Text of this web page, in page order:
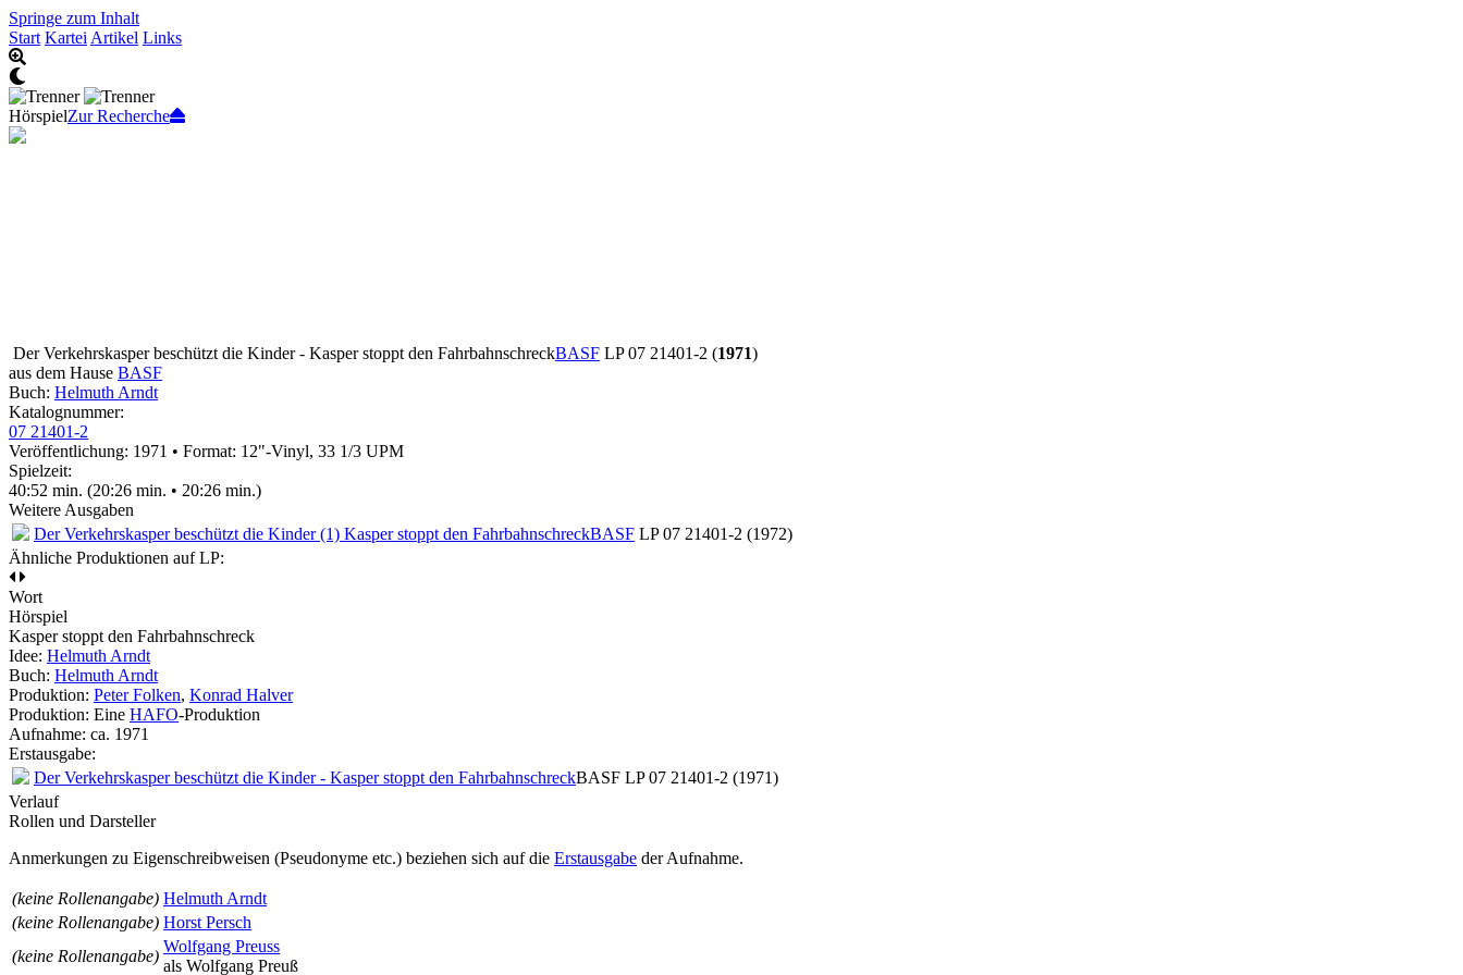
Springe zum Inhalt
Start Kartei Artikel Links
HörspielZur Recherche
Der Verkehrskasper beschützt die Kinder - Kasper stoppt den FahrbahnschreckBASF LP 07 21401-2 (1971)
aus dem Hause BASF
Buch: Helmuth Arndt
Katalognummer:
07 21401-2
Veröffentlichung: 1971 • Format: 12"-Vinyl, 33 1/3 UPM
Spielzeit:
40:52 min. (20:26 min. • 20:26 min.)
Weitere Ausgaben
Der Verkehrskasper beschützt die Kinder (1) Kasper stoppt den FahrbahnschreckBASF LP 07 21401-2 (1972)
Ähnliche Produktionen auf LP:
Wort
Hörspiel
Kasper stoppt den Fahrbahnschreck
Idee: Helmuth Arndt
Buch: Helmuth Arndt
Produktion: Peter Folken, Konrad Halver
Produktion: Eine HAFO-Produktion
Aufnahme: ca. 1971
Erstausgabe:
Der Verkehrskasper beschützt die Kinder - Kasper stoppt den FahrbahnschreckBASF LP 07 21401-2 (1971)
Verlauf
Rollen und Darsteller
Anmerkungen zu Eigenschreibweisen (Pseudonyme etc.) beziehen sich auf die Erstausgabe der Aufnahme.
(keine Rollenangabe) Helmuth Arndt
(keine Rollenangabe) Horst Persch
(keine Rollenangabe)
Wolfgang Preuss
als Wolfgang Preuß